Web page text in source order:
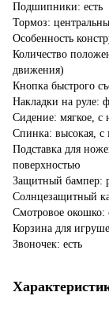
Подшипники: есть
Тормоз:
​Особенность
Количество
движения)
Кнопка быстрого
Накладки на руле:
Сидение: мягкое, с
Спинка: высокая, с
Подставка для
поверхностью
Защитный бампер:
Солнцезащитный
Смотровое окошко:
Корзина для
​Звоночек: есть